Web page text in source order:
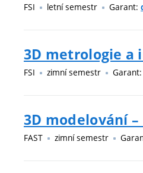
FSI letní semestr Garant:
3D metrologie a
FSI zimní semestr Garant:
3D modelování –
FAST zimní semestr